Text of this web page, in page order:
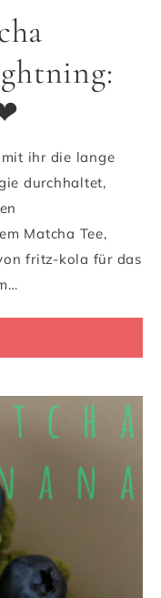
ihr die lange
durchhaltet,
Matcha Tee,
fritz-kola für das